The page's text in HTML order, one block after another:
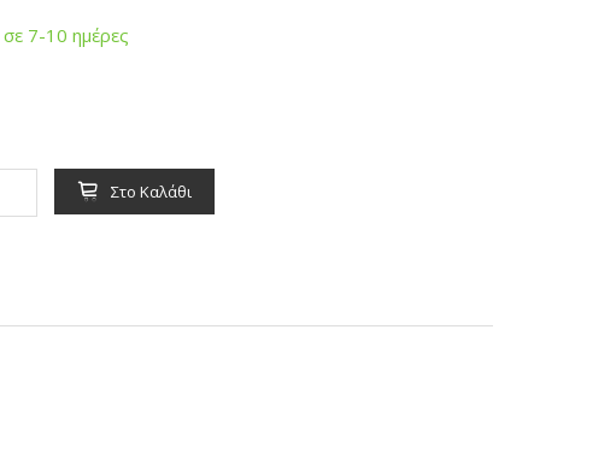
7-10 ημέρες
Στο Καλάθι